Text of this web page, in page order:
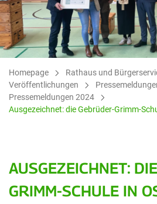
Homepage
Rathaus und
Veröffentlichungen
Pressemeldungen 2024
Ausgezeichnet: die Gebrüder-Grimm-
AUSGEZEICHNET:
GRIMM-SCHULE IN